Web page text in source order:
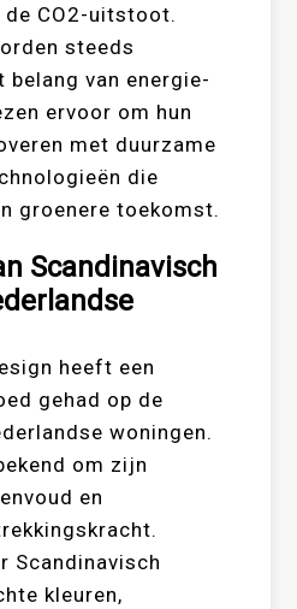
de CO2-uitstoot.
steeds
belang van energie-
ervoor om hun
met duurzame
die
groenere toekomst.
Scandinavisch
heeft een
gehad op de
woningen.
om zijn
en
Scandinavisch
kleuren,